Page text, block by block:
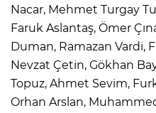
Nacar, Mehmet Turgay
Faruk Aslantaş, Ömer
Duman, Ramazan Vardi,
Nevzat Çetin, Gökhan
Topuz, Ahmet Sevim,
Orhan Arslan,